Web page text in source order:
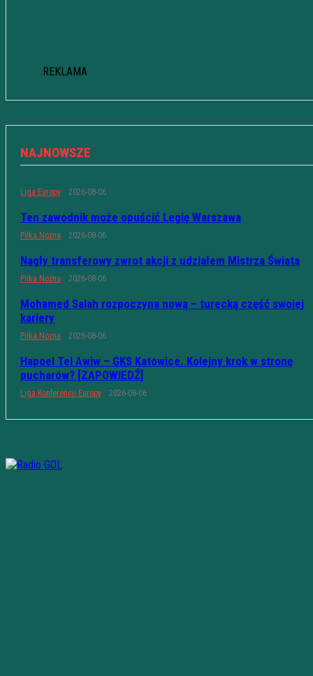
REKLAMA
NAJNOWSZE
Liga Europy 2026-08-06
Ten zawodnik może opuścić Legię Warszawa
Piłka Nożna 2026-08-06
Nagły transferowy zwrot akcji z udziałem Mistrza Świata
Piłka Nożna 2026-08-06
Mohamed Salah rozpoczyna nową – turecką część swojej
kariery
Piłka Nożna 2026-08-06
Hapoel Tel Awiw – GKS Katowice. Kolejny krok w stronę
pucharów? [ZAPOWIEDŹ]
Liga Konferencji Europy 2026-08-06